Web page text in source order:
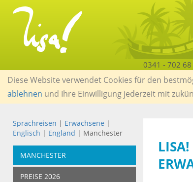
0341 - 702 68
Diese Website verwendet Cookies für den
ablehnen und Ihre Einwilligung jederzeit mit
Sprachreisen | Erwachsene |
Englisch | England | Manchester
MANCHESTER
PREISE 2026